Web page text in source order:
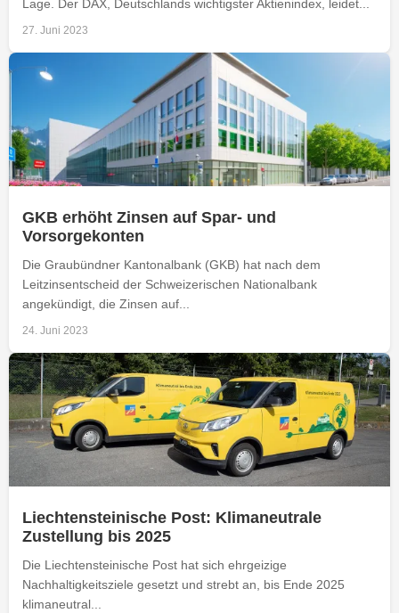
Lage. Der DAX, Deutschlands wichtigster Aktienindex, leidet...
27. Juni 2023
GKB erhöht Zinsen auf Spar- und
Vorsorgekonten
Die Graubündner Kantonalbank (GKB) hat nach dem
Leitzinsentscheid der Schweizerischen Nationalbank
angekündigt, die Zinsen auf...
24. Juni 2023
Liechtensteinische Post: Klimaneutrale
Zustellung bis 2025
Die Liechtensteinische Post hat sich ehrgeizige
Nachhaltigkeitsziele gesetzt und strebt an, bis Ende 2025
klimaneutral...